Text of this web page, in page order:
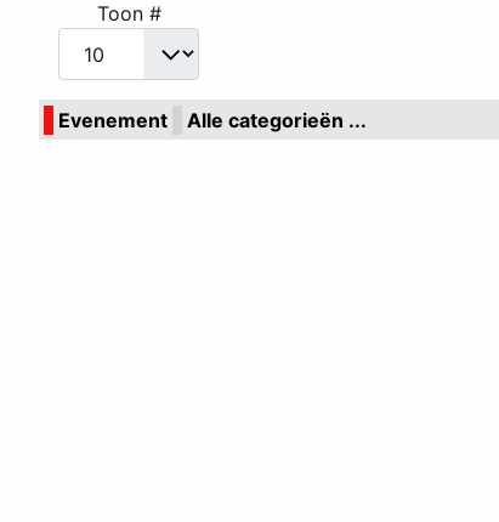
Toon #
Evenement Alle categorieën ...